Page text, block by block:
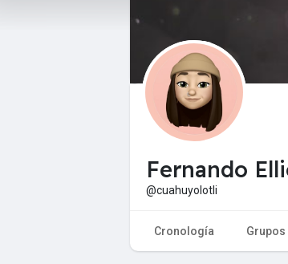
Fernando
@cuahuyolotli
Cronología Grupos